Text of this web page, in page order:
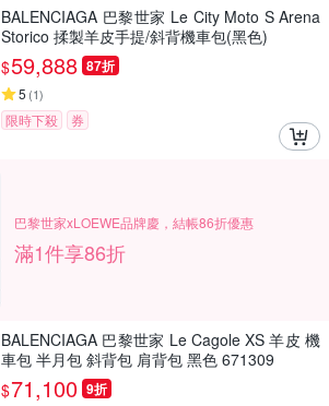
BALENCIAGA 巴黎世家 Le City Moto S Arena
Storico 揉製羊皮手提/斜背機車包(黑色)
$59,888 87折
5 (1)
限時下殺 券
巴黎世家xLOEWE品牌慶，結帳86折優惠
滿1件享86折
BALENCIAGA 巴黎世家 Le Cagole XS 羊皮 機
車包 半月包 斜背包 肩背包 黑色 671309
$71,100 9折